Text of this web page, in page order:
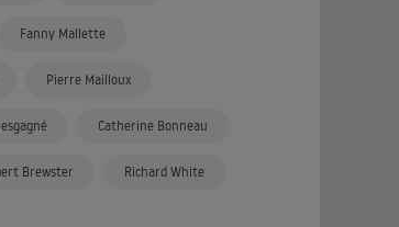
Fanny Mallette
Pierre Mailloux
Catherine Bonneau
Brewster Richard White